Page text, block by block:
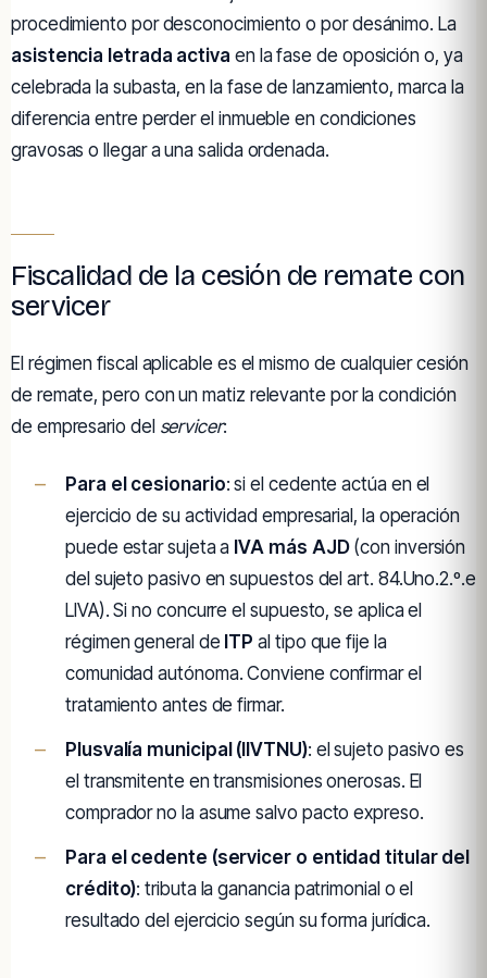
procedimiento por desconocimiento o por desánimo. La
asistencia letrada activa en la fase de oposición o, ya
celebrada la subasta, en la fase de lanzamiento, marca la
diferencia entre perder el inmueble en condiciones
gravosas o llegar a una salida ordenada.
Fiscalidad de la cesión de remate con
servicer
El régimen fiscal aplicable es el mismo de cualquier cesión
de remate, pero con un matiz relevante por la condición
de empresario del servicer:
Para el cesionario: si el cedente actúa en el
ejercicio de su actividad empresarial, la operación
puede estar sujeta a IVA más AJD(con inversión
del sujeto pasivo en supuestos del art. 84.Uno.2.º.e
LIVA). Si no concurre el supuesto, se aplica el
régimen general de ITP al tipo que fije la
comunidad autónoma. Conviene confirmar el
tratamiento antes de firmar.
Plusvalía municipal (IIVTNU): el sujeto pasivo es
el transmitente en transmisiones onerosas. El
comprador no la asume salvo pacto expreso.
Para el cedente (servicer o entidad titular del
crédito): tributa la ganancia patrimonial o el
resultado del ejercicio según su forma jurídica.